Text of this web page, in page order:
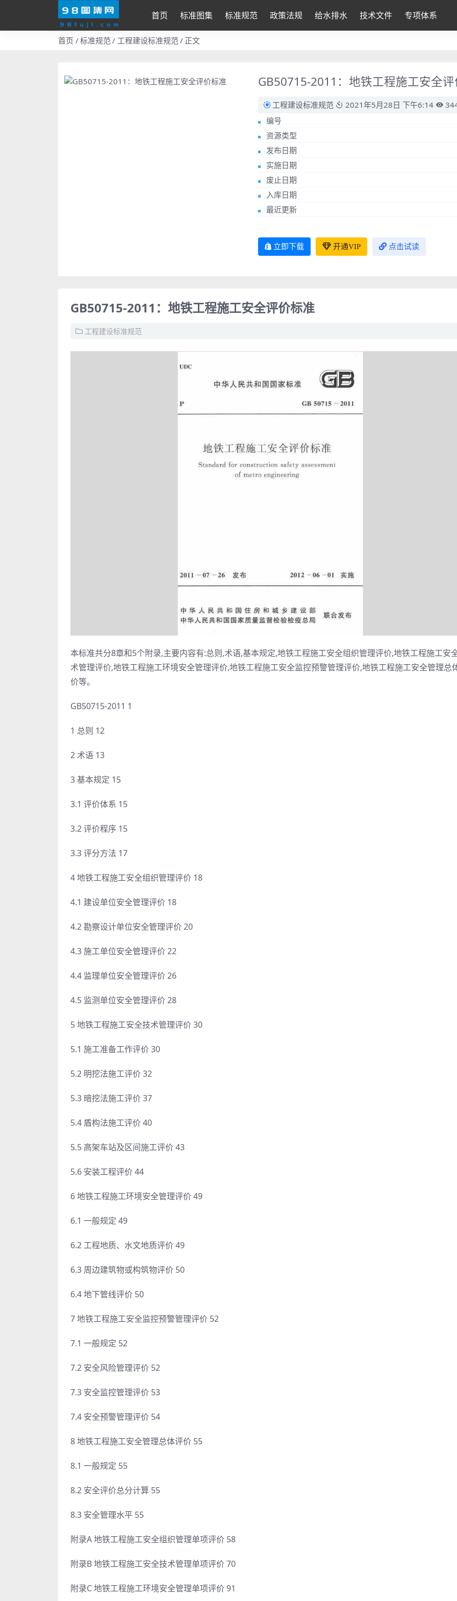
首页 标准图集 标准规范 政策法规 给水排水 技术文件 专项体系
首页 标准规范 工程建设标准规范 正文
GB50715-2011：地铁工程施工安全
工程建设标准规范 2021年5月28日 下午6:14
编号
资源类型
发布日期
实施日期
废止日期
入库日期
最近更新
立即下载 开通VIP 点击试读
GB50715-2011：地铁工程施工安全评价标准
工程建设标准规范
本标准共分8章和5个附录,主要内容有:总则,术语,基本规定,地铁工程施工安全组织管理评价,地铁工程施工安
术管理评价,地铁工程施工环境安全管理评价,地铁工程施工安全监控预警管理评价,地铁工程施工安全管理总
价等。
GB50715-2011 1
1 总则 12
2 术语 13
3 基本规定 15
3.1 评价体系 15
3.2 评价程序 15
3.3 评分方法 17
4 地铁工程施工安全组织管理评价 18
4.1 建设单位安全管理评价 18
4.2 勘察设计单位安全管理评价 20
4.3 施工单位安全管理评价 22
4.4 监理单位安全管理评价 26
4.5 监测单位安全管理评价 28
5 地铁工程施工安全技术管理评价 30
5.1 施工准备工作评价 30
5.2 明挖法施工评价 32
5.3 暗挖法施工评价 37
5.4 盾构法施工评价 40
5.5 高架车站及区间施工评价 43
5.6 安装工程评价 44
6 地铁工程施工环境安全管理评价 49
6.1 一般规定 49
6.2 工程地质、水文地质评价 49
6.3 周边建筑物或构筑物评价 50
6.4 地下管线评价 50
7 地铁工程施工安全监控预警管理评价 52
7.1 一般规定 52
7.2 安全风险管理评价 52
7.3 安全监控管理评价 53
7.4 安全预警管理评价 54
8 地铁工程施工安全管理总体评价 55
8.1 一般规定 55
8.2 安全评价总分计算 55
8.3 安全管理水平 55
附录A 地铁工程施工安全组织管理单项评价 58
附录B 地铁工程施工安全技术管理单项评价 70
附录C 地铁工程施工环境安全管理单项评价 91